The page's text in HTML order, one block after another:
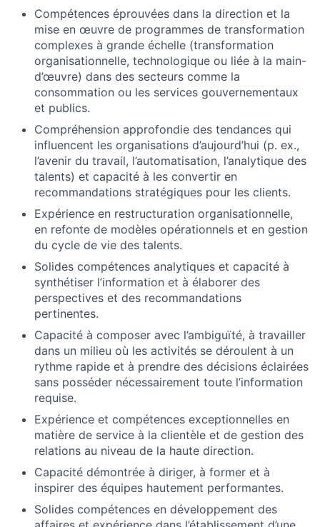
Compétences éprouvées dans la direction et la
mise en œuvre de programmes de transformation
complexes à grande échelle (transformation
organisationnelle, technologique ou liée à la main-
d’œuvre) dans des secteurs comme la
consommation ou les services gouvernementaux
et publics.
Compréhension approfondie des tendances qui
influencent les organisations d’aujourd’hui (p. ex.,
l’avenir du travail, l’automatisation, l’analytique des
talents) et capacité à les convertir en
recommandations stratégiques pour les clients.
Expérience en restructuration organisationnelle,
en refonte de modèles opérationnels et en gestion
du cycle de vie des talents.
Solides compétences analytiques et capacité à
synthétiser l’information et à élaborer des
perspectives et des recommandations
pertinentes.
Capacité à composer avec l’ambiguïté, à travailler
dans un milieu où les activités se déroulent à un
rythme rapide et à prendre des décisions éclairées
sans posséder nécessairement toute l’information
requise.
Expérience et compétences exceptionnelles en
matière de service à la clientèle et de gestion des
relations au niveau de la haute direction.
Capacité démontrée à diriger, à former et à
inspirer des équipes hautement performantes.
Solides compétences en développement des